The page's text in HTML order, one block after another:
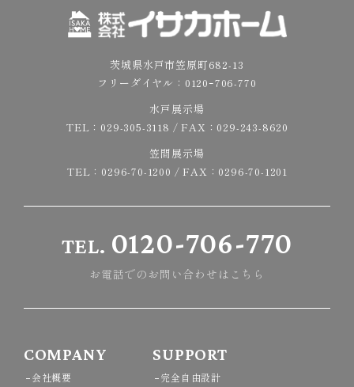
茨城県水戸市笠原町682-13
フリーダイヤル： 0120ｰ706-770
水戸展示場
TEL： 029-305-3118 / FAX：029-243-8620
笠間展示場
TEL： 0296-70-1200 / FAX：0296-70-1201
TEL. 0120-706-770
お電話でのお問い合わせはこちら
COMPANY
会社概要
SUPPORT
完全自由設計